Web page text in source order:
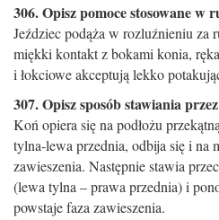
306. Opisz pomoce stosowane w
Jeździec podąża w rozluźnieniu za
miękki kontakt z bokami konia,
i łokciowe akceptują lekko
307. Opisz sposób stawiania
Koń opiera się na podłożu
tylna-lewa przednia, odbija się i na
zawieszenia. Następnie stawia
(lewa tylna – prawa przednia) i
powstaje faza zawieszenia.